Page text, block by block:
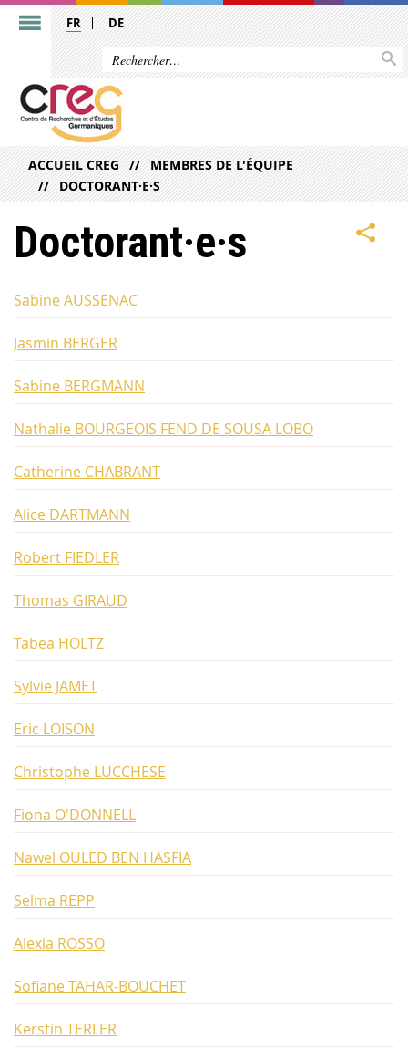
FR DE
ACCUEIL CREG
MEMBRES DE L'ÉQUIPE
DOCTORANT·E·S
Doctorant·e·s
Sabine AUSSENAC
Jasmin BERGER
Sabine BERGMANN
Nathalie BOURGEOIS FEND DE SOUSA LOBO
Catherine CHABRANT
Alice DARTMANN
Robert FIEDLER
Thomas GIRAUD
Tabea HOLTZ
Sylvie JAMET
Eric LOISON
Christophe LUCCHESE
Fiona O'DONNELL
Nawel OULED BEN HASFIA
Selma REPP
Alexia ROSSO
Sofiane TAHAR-BOUCHET
Kerstin TERLER